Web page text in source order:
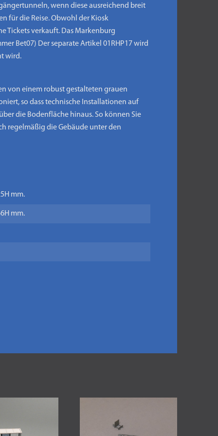
wenn diese ausreichend breit
für die Reise. Obwohl der Kiosk
Tickets verkauft. Das Markenburg
Bet07) Der separate Artikel 01RHP17 wird
wird.
von einem robust gestalteten grauen
so dass technische Installationen auf
die Bodenfläche hinaus. So können Sie
regelmäßig die Gebäude unter den
mm.
mm.